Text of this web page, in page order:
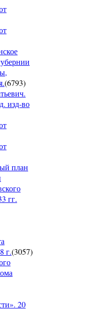
(6793)
изд-во
план
гг.
г.(3057)
20